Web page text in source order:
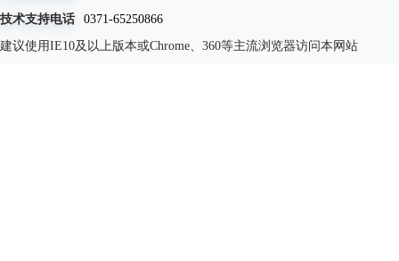
技术支持电话
0371-65250866
建议使用IE10及以上版本或Chrome、360等主流浏览器访问本网站